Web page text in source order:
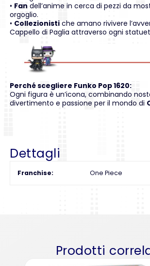
• Fan dell’anime in cerca di pezzi da
orgoglio.
• Collezionisti che amano rivivere
Cappello di Paglia attraverso ogni
Perché scegliere Funko Pop 1620:
Ogni figura è un’icona, combinando
divertimento e passione per il mondo di
Dettagli
Franchise One Piece
Prodotti